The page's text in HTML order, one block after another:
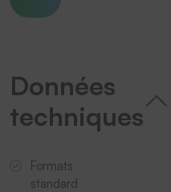
Données
techniques
Formats
standard